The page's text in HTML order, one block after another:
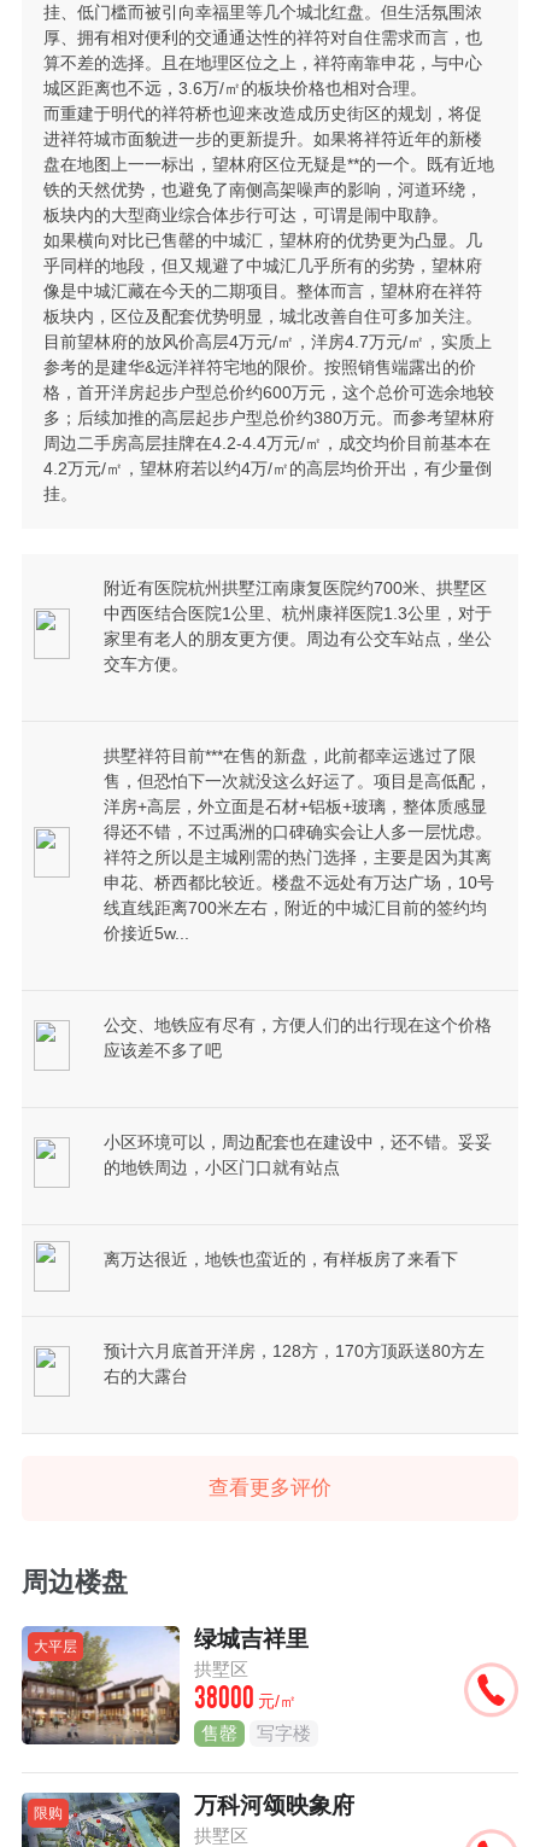
挂、低门槛而被引向幸福里等几个城北红盘。但生活氛围浓
厚、拥有相对便利的交通通达性的祥符对自住需求而言，也
算不差的选择。且在地理区位之上，祥符南靠申花，与中心
城区距离也不远，3.6万/㎡的板块价格也相对合理。
而重建于明代的祥符桥也迎来改造成历史街区的规划，将促
进祥符城市面貌进一步的更新提升。如果将祥符近年的新楼
盘在地图上一一标出，望林府区位无疑是**的一个。既有近地
铁的天然优势，也避免了南侧高架噪声的影响，河道环绕，
板块内的大型商业综合体步行可达，可谓是闹中取静。
如果横向对比已售罄的中城汇，望林府的优势更为凸显。几
乎同样的地段，但又规避了中城汇几乎所有的劣势，望林府
像是中城汇藏在今天的二期项目。整体而言，望林府在祥符
板块内，区位及配套优势明显，城北改善自住可多加关注。
目前望林府的放风价高层4万元/㎡，洋房4.7万元/㎡，实质上
参考的是建华&远洋祥符宅地的限价。按照销售端露出的价
格，首开洋房起步户型总价约600万元，这个总价可选余地较
多；后续加推的高层起步户型总价约380万元。而参考望林府
周边二手房高层挂牌在4.2-4.4万元/㎡，成交均价目前基本在
4.2万元/㎡，望林府若以约4万/㎡的高层均价开出，有少量倒
挂。
附近有医院杭州拱墅江南康复医院约700米、拱墅区
中西医结合医院1公里、杭州康祥医院1.3公里，对于
家里有老人的朋友更方便。周边有公交车站点，坐公
交车方便。
拱墅祥符目前***在售的新盘，此前都幸运逃过了限
售，但恐怕下一次就没这么好运了。项目是高低配，
洋房+高层，外立面是石材+铝板+玻璃，整体质感显
得还不错，不过禹洲的口碑确实会让人多一层忧虑。
祥符之所以是主城刚需的热门选择，主要是因为其离
申花、桥西都比较近。楼盘不远处有万达广场，10号
线直线距离700米左右，附近的中城汇目前的签约均
价接近5w...
公交、地铁应有尽有，方便人们的出行现在这个价格
应该差不多了吧
小区环境可以，周边配套也在建设中，还不错。妥妥
的地铁周边，小区门口就有站点
离万达很近，地铁也蛮近的，有样板房了来看下
预计六月底首开洋房，128方，170方顶跃送80方左
右的大露台
查看更多评价
周边楼盘
大平层 绿城吉祥里
拱墅区
38000 元/㎡
售罄 写字楼
限购 万科河颂映象府
拱墅区